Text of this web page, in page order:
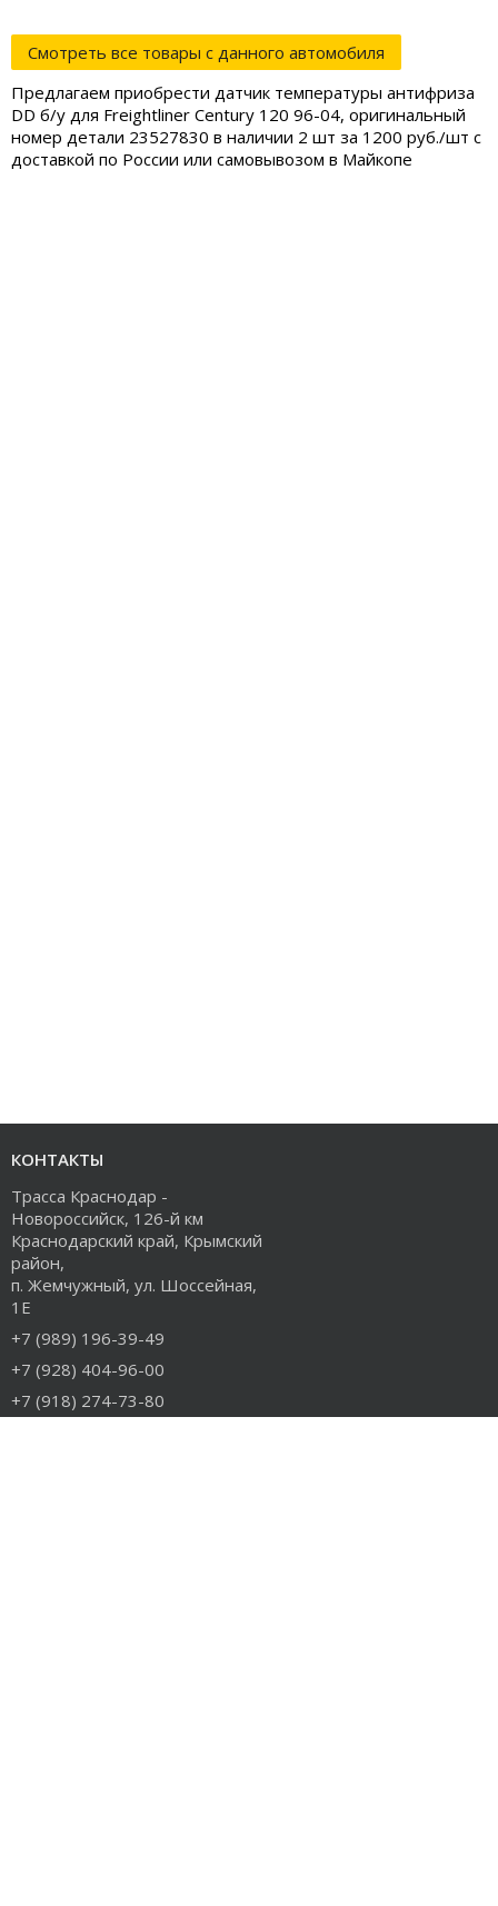
Смотреть все товары с данного автомобиля
Предлагаем приобрести датчик температуры антифриза
DD б/у для Freightliner Century 120 96-04, оригинальный
номер детали 23527830 в наличии 2 шт за 1200 руб./шт с
доставкой по России или самовывозом в Майкопе
КОНТАКТЫ
Трасса Краснодар -
Новороссийск, 126-й км
Краснодарский край, Крымский
район,
п. Жемчужный, ул. Шоссейная,
1Е
+7 (989) 196-39-49
+7 (928) 404-96-00
+7 (918) 274-73-80